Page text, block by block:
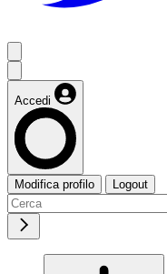
Accedi
Modifica profilo Logout